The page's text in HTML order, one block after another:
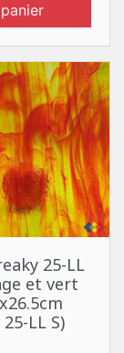
panier
25-LL
et vert
25-LL S)